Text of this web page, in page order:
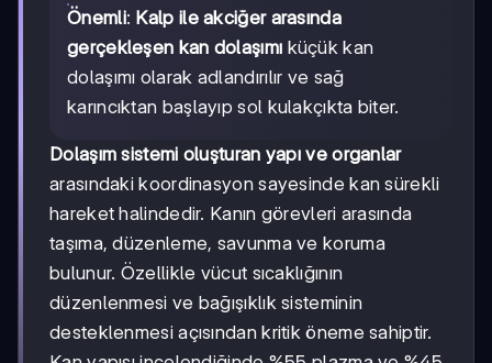
Önemli: Kalp ile akciğer arasında
gerçekleşen kan dolaşımı küçük kan
dolaşımı olarak adlandırılır ve sağ
karıncıktan başlayıp sol kulakçıkta biter.
Dolaşım sistemi oluşturan yapı ve organlar
arasındaki koordinasyon sayesinde kan sürekli
hareket halindedir. Kanın görevleri arasında
taşıma, düzenleme, savunma ve koruma
bulunur. Özellikle vücut sıcaklığının
düzenlenmesi ve bağışıklık sisteminin
desteklenmesi açısından kritik öneme sahiptir.